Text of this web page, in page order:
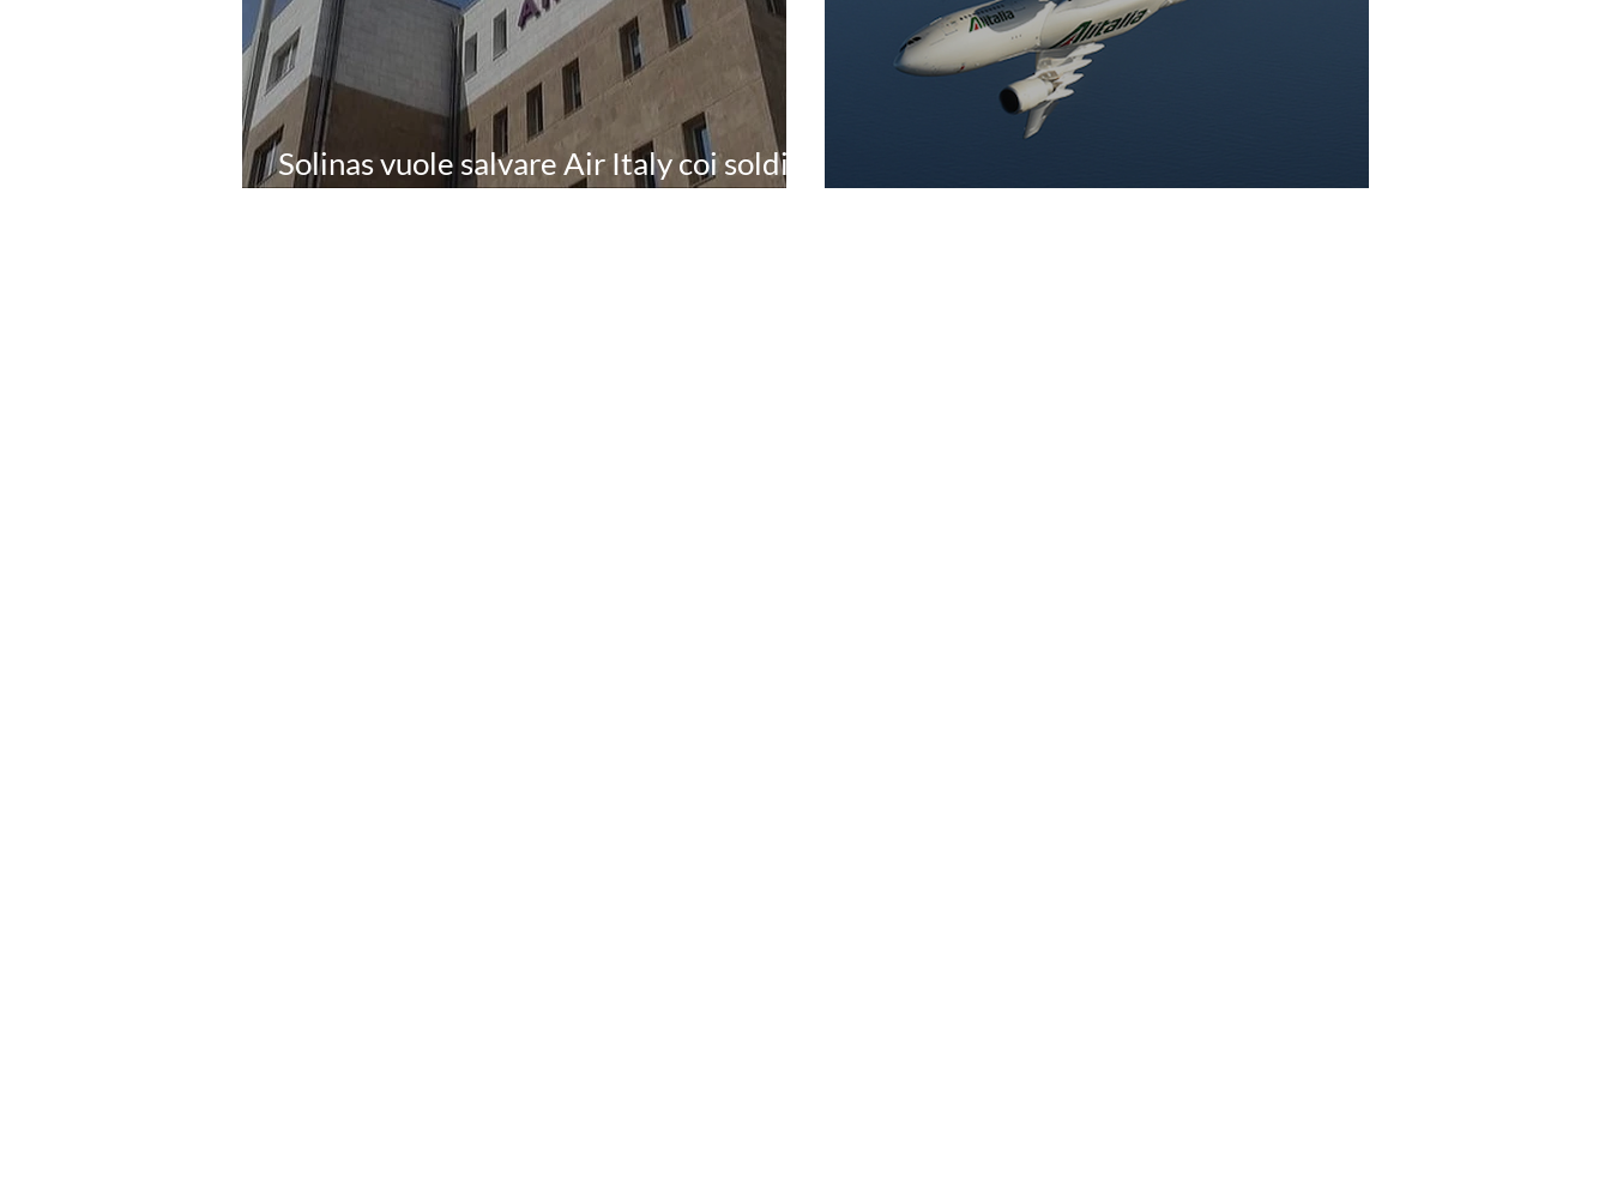
Solinas vuole salvare Air Italy coi soldi
della Regione
Alitalia e Air Italy alla guerra indiana